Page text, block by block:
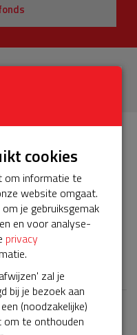
verloopt bijna en
AED gebruiksklaar
servicepakket!
cookies
om informatie te
website omgaat.
je gebruiksgemak
en voor analyse-
privacy
zal je
bij je bezoek aan
(noodzakelijke)
om te onthouden